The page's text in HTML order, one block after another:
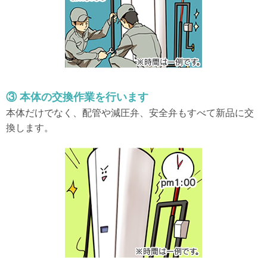
③ 本体の交換作業を行います
本体だけでなく、配管や減圧弁、安全弁もすべて新品に交
換します。